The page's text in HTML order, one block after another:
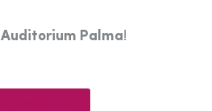
Auditorium Palma!